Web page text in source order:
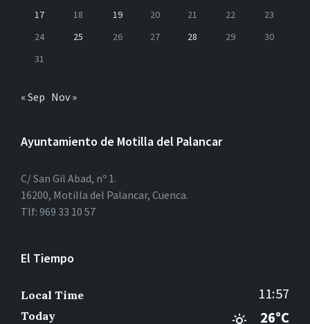
17
18 19 20 21 22
23
24
25 26 27 28 29
30
31
« Sep Nov »
Ayuntamiento de Motilla del Palancar
C/ San Gil Abad, nº 1.
16200, Motilla del Palancar, Cuenca.
Tlf: 969 33 10 57
El Tiempo
Local Time 11:57
Today 26°C